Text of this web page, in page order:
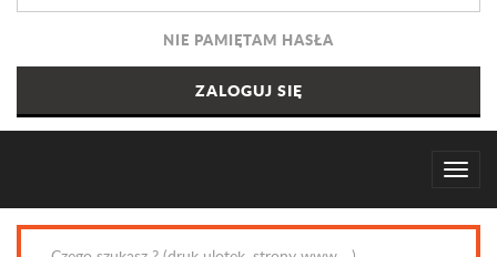
NIE PAMIĘTAM HASŁA